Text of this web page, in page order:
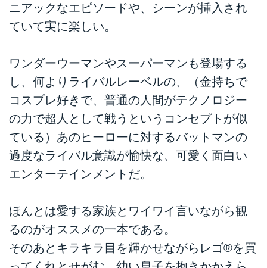
ニアックなエピソードや、シーンが挿入され
ていて実に楽しい。
ワンダーウーマンやスーパーマンも登場する
し、何よりライバルレーベルの、（金持ちで
コスプレ好きで、普通の人間がテクノロジー
の力で超人として戦うというコンセプトが似
ている）あのヒーローに対するバットマンの
過度なライバル意識が愉快な、可愛く面白い
エンターテインメントだ。
ほんとは愛する家族とワイワイ言いながら観
るのがオススメの一本である。
そのあとキラキラ目を輝かせながらレゴ®を買